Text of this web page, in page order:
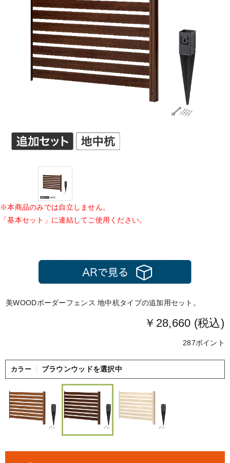
※本商品のみでは自立しません。
「基本セット」に連結してご使用ください。
美WOODボーダーフェンス 地中杭タイプの追加用セット。
￥28,660 (税込)
287ポイント
カラー ブラウンウッドを選択中